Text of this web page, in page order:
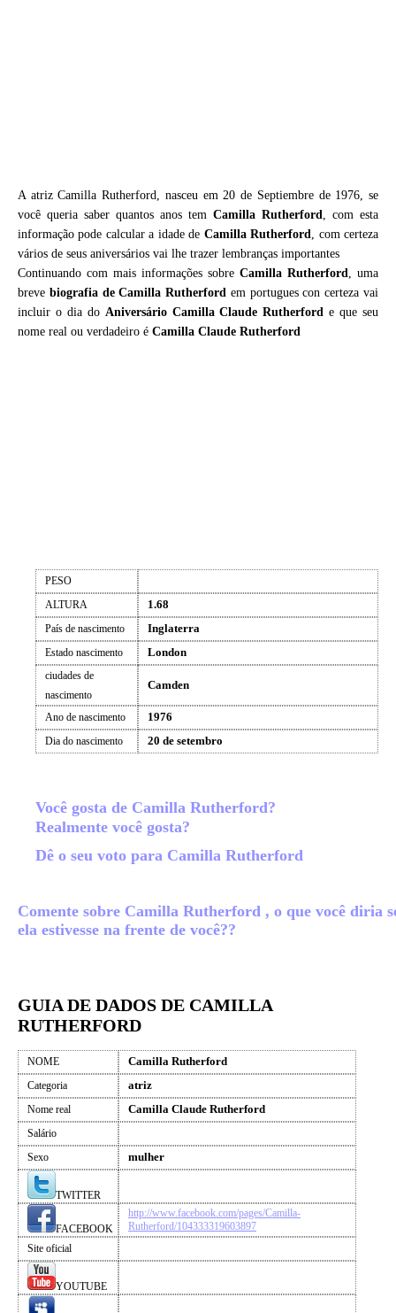
A atriz Camilla Rutherford, nasceu em 20 de Septiembre de 1976, se
você queria saber quantos anos tem Camilla Rutherford, com esta
informação pode calcular a idade de Camilla Rutherford, com certeza
vários de seus aniversários vai lhe trazer lembranças importantes
Continuando com mais informações sobre Camilla Rutherford, uma
breve biografia deCamilla Rutherford em portugues con certeza vai
incluir o dia do Aniversário Camilla Claude Rutherford e que seu
nome real ou verdadeiro é Camilla Claude Rutherford
PESO
ALTURA
1.68
País de nascimento Inglaterra
Estado nascimento London
ciudades de
nascimento
Camden
Ano de nascimento 1976
Dia do nascimento 20 de setembro
Você gosta de Camilla Rutherford?
Realmente você gosta?
Dê o seu voto para Camilla Rutherford
Comente sobre Camilla Rutherford , o que você diria
ela estivesse na frente de você??
GUIA DE DADOS DE CAMILLA
RUTHERFORD
NOME Camilla Rutherford
Categoria atriz
Nome real Camilla Claude Rutherford
Salário
Sexo
mulher
TWITTER
FACEBOOK
http://www.facebook.com/pages/Camilla-
Rutherford/104333319603897
Site oficial
YOUTUBE